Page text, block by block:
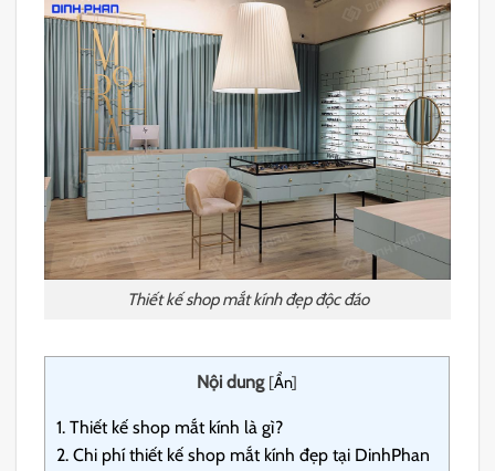
Thiết kế shop mắt kính đẹp độc đáo
Nội dung [Ẩn]
1. Thiết kế shop mắt kính là gì?
2. Chi phí thiết kế shop mắt kính đẹp tại DinhPhan